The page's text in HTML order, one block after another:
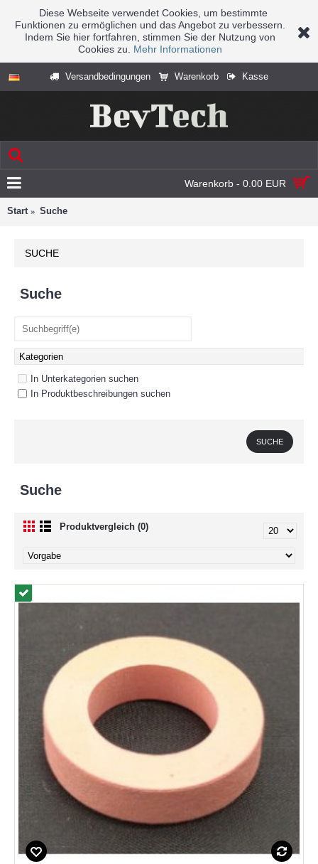
Diese Webseite verwendet Cookies, um bestimmte
Funktionen zu ermöglichen und das Angebot zu verbessern.
Indem Sie hier fortfahren, stimmen Sie der Nutzung von
Cookies zu. Mehr Informationen
Versandbedingungen Warenkorb Kasse
Warenkorb - 0.00 EUR
Start Suche
SUCHE
Suche
In Unterkategorien suchen
In Produktbeschreibungen suchen
Suche
Produktvergleich (0)